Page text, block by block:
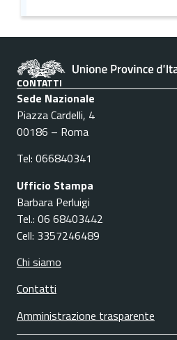
CONTATTI
Sede Nazionale
Piazza Cardelli, 4
00186 – Roma
Tel: 066840341
Ufficio Stampa
Barbara Perluigi
Tel.: 06 68403442
Cell: 3357246489
Chi siamo
Contatti
Amministrazione trasparente